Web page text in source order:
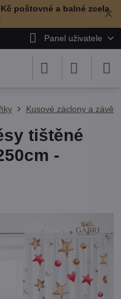
✕
poštovné a balné zcela
Panel uživatele
Kusové záclony a
tištěné
-